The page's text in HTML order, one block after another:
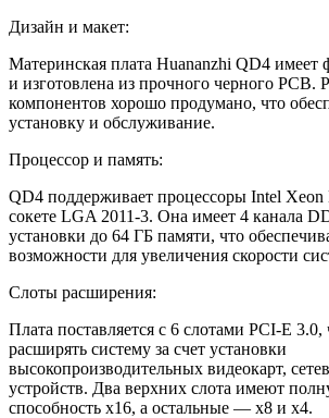
Дизайн и макет:
Материнская плата Huananzhi QD4
и изготовлена из прочного черного PCB.
компонентов хорошо продумано, что
установку и обслуживание.
Процессор и память:
QD4 поддерживает процессоры Intel
сокете LGA 2011-3. Она имеет 4 канала
установки до 64 ГБ памяти, что
возможности для увеличения скорости
Слоты расширения:
Плата поставляется с 6 слотами PCI-E 3.0,
расширять систему за счет установки
высокопроизводительных видеокарт,
устройств. Два верхних слота имеют
способность x16, а остальные — x8 и x4.